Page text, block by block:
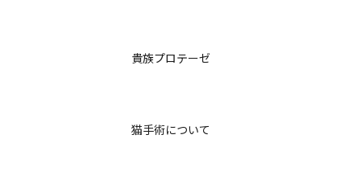
貴族プロテーゼ
猫手術について